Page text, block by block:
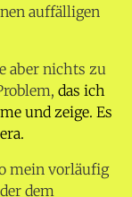
auffälligen
aber nichts zu
das ich
und zeige. Es
mein vorläufig
dem